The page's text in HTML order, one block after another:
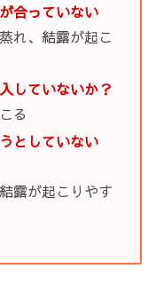
合っていない
れ、結露が起こ
していないか？
る
としていない
露が起こりやす